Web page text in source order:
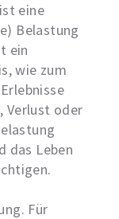
eine
Belastung
ein
wie zum
Verlust oder
das Leben
Für